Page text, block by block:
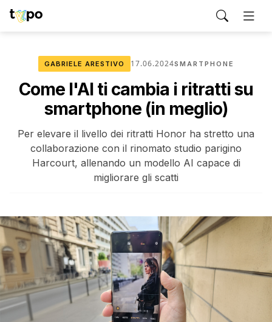
GABRIELE ARESTIVO 17.06.2024SMARTPHONE
Come l'AI ti cambia i ritratti su
smartphone (in meglio)
Per elevare il livello dei ritratti Honor ha stretto una
collaborazione con il rinomato studio parigino
Harcourt, allenando un modello AI capace di
migliorare gli scatti